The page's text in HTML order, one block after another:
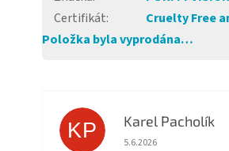
Certifikát:
Cruelty Free
Položka byla vyprodána…
KP Karel Pacholík
Hodnocení obchodu je
5.6.2026